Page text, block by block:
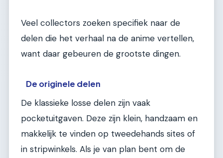
Veel collectors zoeken specifiek naar de
delen die het verhaal na de anime vertellen,
want daar gebeuren de grootste dingen.
De originele delen
De klassieke losse delen zijn vaak
pocketuitgaven. Deze zijn klein, handzaam en
makkelijk te vinden op tweedehands sites of
in stripwinkels. Als je van plan bent om de